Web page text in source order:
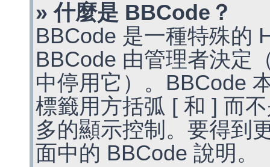
» 什麼是 BBCode？
BBCode 是一種特殊的
BBCode 由管理者決定
中停用它）。BBCode
標籤用方括弧 [ 和 ] 而
多的顯示控制。要得到
面中的 BBCode 說明。